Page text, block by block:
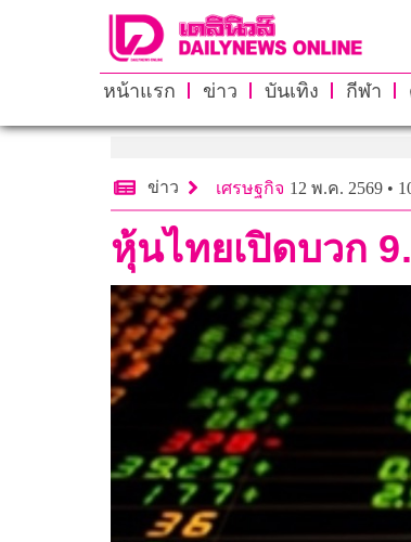
หน้าแรก ข่าว บันเทิง กีฬา
ข่าว เศรษฐกิจ 12 พ.ค. 2569 •
หุ้นไทยเปิดบวก